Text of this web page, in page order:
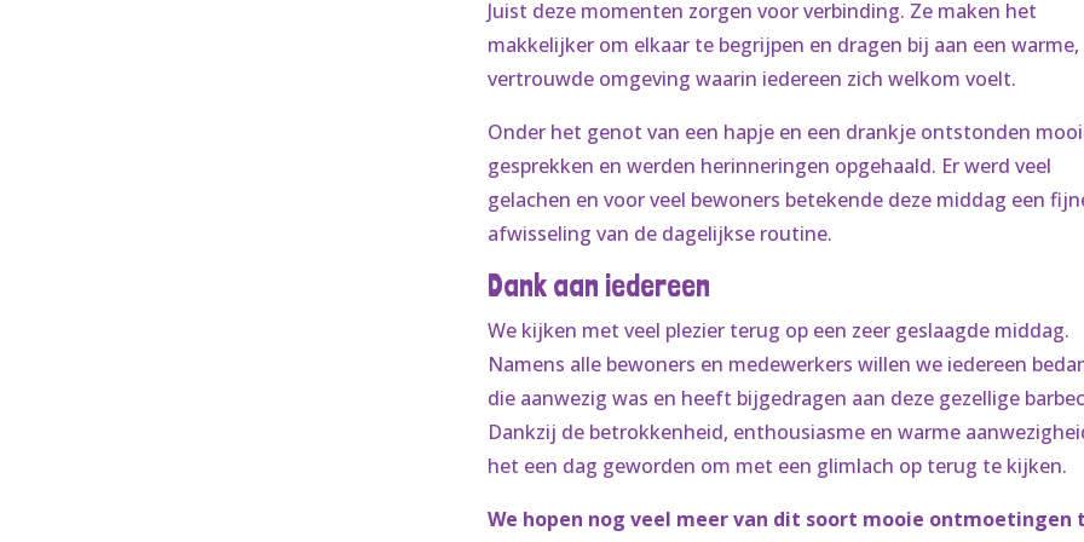
Juist deze momenten zorgen voor verbinding. Ze maken het
makkelijker om elkaar te begrijpen en dragen bij aan een warme,
vertrouwde omgeving waarin iedereen zich welkom voelt.
Onder het genot van een hapje en een drankje ontstonden
gesprekken en werden herinneringen opgehaald. Er werd veel
gelachen en voor veel bewoners betekende deze middag een
afwisseling van de dagelijkse routine.
Dank aan iedereen
We kijken met veel plezier terug op een zeer geslaagde middag.
Namens alle bewoners en medewerkers willen we iedereen
die aanwezig was en heeft bijgedragen aan deze gezellige
Dankzij de betrokkenheid, enthousiasme en warme
het een dag geworden om met een glimlach op terug te kijken.
We hopen nog veel meer van dit soort mooie ontmoetingen